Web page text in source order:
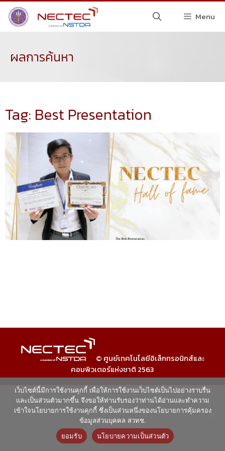
Menu
ผลการค้นหา
Tag: Best Presentation
© ศูนย์เทคโนโลยีอิเล็กทรอนิกส์และ
คอมพิวเตอร์แห่งชาติ 2563
เว็บไซต์นี้มีการใช้งานคุกกี้ เพื่อให้การใช้งานเว็บไซต์เป็นไปอย่างราบรื่น
และเป็นส่วนตัวมากขึ้น จึงขอให้ท่านรับรองว่าท่านได้อ่านและทำความ
เข้าใจนโยบายการใช้งานคุกกี้ ซึ่งเป็นส่วนหนึ่งของนโยบายการคุ้มครอง
ข้อมูลส่วนบุคคล สวทช.
ยอมรับ
นโยบายความเป็นส่วนตัว